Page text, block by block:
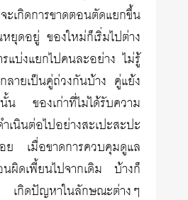
เกิดการขาดตอนตัดแยกขึ้น
ยุดอยู่ ของใหม่ก็เริ่มไปต่าง
แบ่งแยกไปคนละอย่าง ไม่รู้
กลายเป็นคู่ถ่วงกันบ้าง คู่แย้ง
ของเก่าที่ไม่ได้รับความ
นต่อไปอย่างสะเปะสะปะ
อย เมื่อขาดการควบคุมดูแล
นผิดเพี้ยนไปจากเดิม บ้างก็
กิดปัญหาในลักษณะต่างๆ